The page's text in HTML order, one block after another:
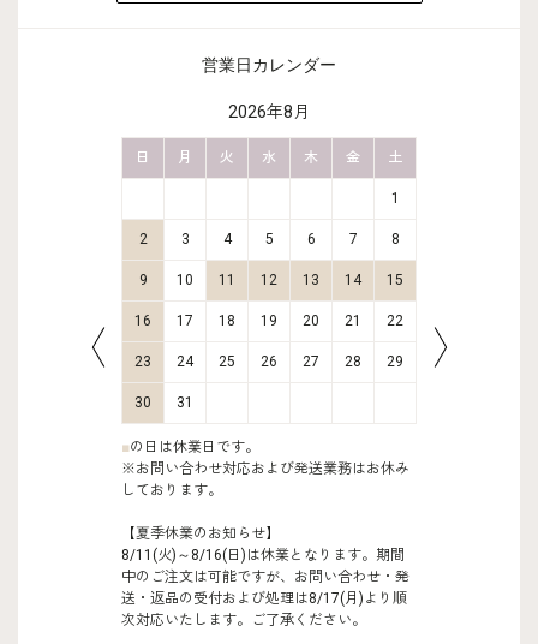
営業日カレンダー
2026年8月
日 月 火 水 木 金 土
1
2 3 4 5 6 7 8
9 10 11 12 13 14 15
16 17 18 19 20 21 22
23 24 25 26 27 28 29
30 31
■の日は休業日です。
※お問い合わせ対応および発送業務はお休み
しております。
【夏季休業のお知らせ】
8/11(火)～8/16(日)は休業となります。期間
中のご注文は可能ですが、お問い合わせ・発
送・返品の受付および処理は8/17(月)より順
次対応いたします。ご了承ください。